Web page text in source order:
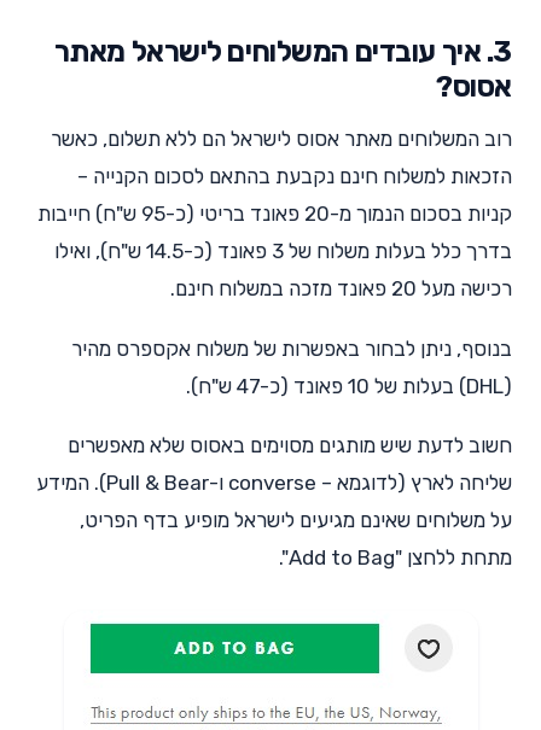
3. איך עובדים המשלוחים לישראל מאתר
אסוס?
רוב המשלוחים מאתר אסוס לישראל הם ללא תשלום, כאשר
הזכאות למשלוח חינם נקבעת בהתאם לסכום הקנייה –
קניות בסכום הנמוך מ-20 פאונד בריטי (כ-95 ש"ח) חייבות
בדרך כלל בעלות משלוח של 3 פאונד (כ-14.5 ש"ח), ואילו
רכישה מעל 20 פאונד מזכה במשלוח חינם.
בנוסף, ניתן לבחור באפשרות של משלוח אקספרס מהיר
(DHL) בעלות של 10 פאונד (כ-47 ש"ח).
חשוב לדעת שיש מותגים מסוימים באסוס שלא מאפשרים
שליחה לארץ (לדוגמא – converse ו-Pull & Bear). המידע
על משלוחים שאינם מגיעים לישראל מופיע בדף הפריט,
מתחת ללחצן "Add to Bag".